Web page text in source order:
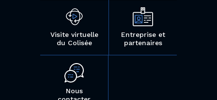
Visite virtuelle
du Colisée
Entreprise et
partenaires
Nous